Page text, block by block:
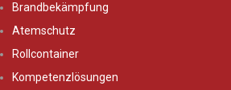
Brandbekämpfung
Atemschutz
Rollcontainer
Kompetenzlösungen